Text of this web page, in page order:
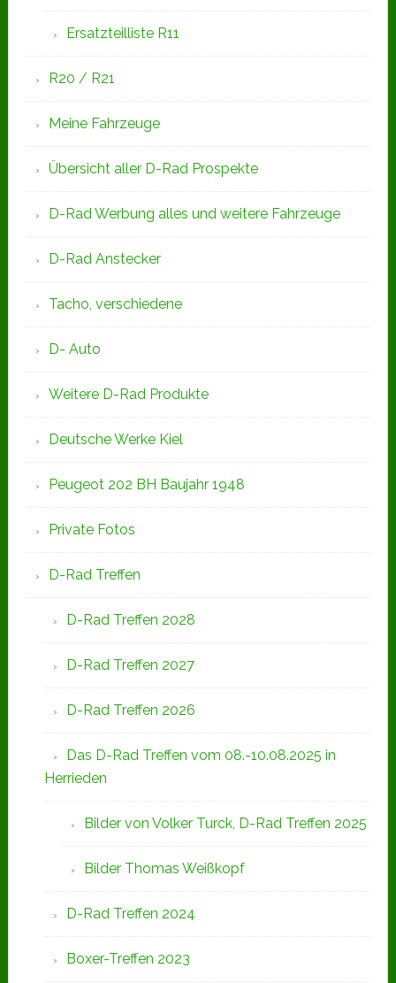
Ersatzteilliste R11
R20 / R21
Meine Fahrzeuge
Übersicht aller D-Rad Prospekte
D-Rad Werbung alles und weitere Fahrzeuge
D-Rad Anstecker
Tacho, verschiedene
D- Auto
Weitere D-Rad Produkte
Deutsche Werke Kiel
Peugeot 202 BH Baujahr 1948
Private Fotos
D-Rad Treffen
D-Rad Treffen 2028
D-Rad Treffen 2027
D-Rad Treffen 2026
Das D-Rad Treffen vom 08.-10.08.2025 in
Herrieden
Bilder von Volker Turck, D-Rad Treffen 2025
Bilder Thomas Weißkopf
D-Rad Treffen 2024
Boxer-Treffen 2023